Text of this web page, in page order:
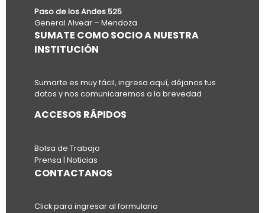
Paso de los Andes 525
General Alvear – Mendoza
SUMATE COMO SOCIO A NUESTRA
INSTITUCIÓN
Sumarte es muy fácil, ingresa aquí, déjanos tus
datos y nos comunicaremos a la brevedad
ACCESOS RÁPIDOS
Bolsa de Trabajo
Prensa | Noticias
CONTACTANOS
Click para ingresar al formulario